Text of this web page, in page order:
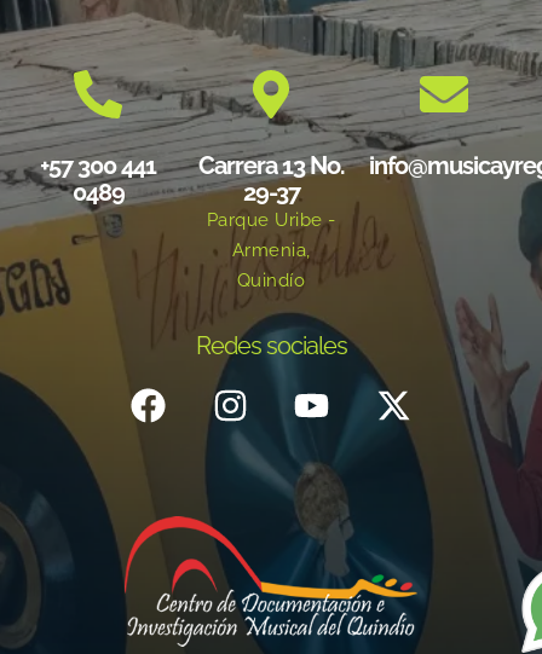
+57 300 441
0489
Carrera 13 No.
29-37
Parque Uribe -
Armenia,
Quindío
Redes sociales